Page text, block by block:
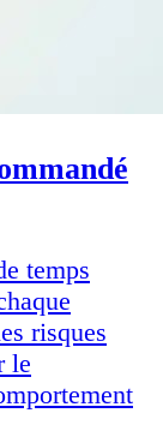
temps
risques
le